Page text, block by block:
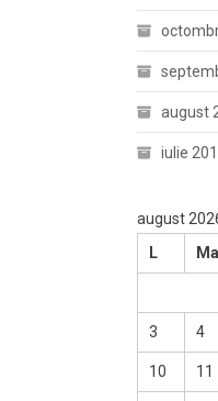
august
iulie
august
L
Ma
3 4
10 11